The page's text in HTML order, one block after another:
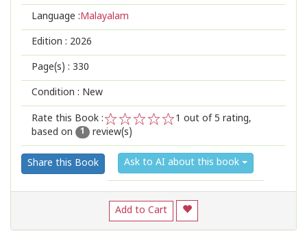
Language :Malayalam
Edition : 2026
Page(s) : 330
Condition : New
Rate this Book :
2
1
1 out of 5 rating,
based on
1 review(s)
Share this Book Ask to AI about this book
Add to Cart